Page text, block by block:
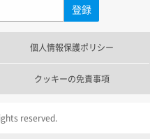
個人情報保護ポリシー
クッキーの免責事項
reserved.